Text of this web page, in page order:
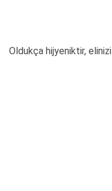
Oldukça hijyeniktir,